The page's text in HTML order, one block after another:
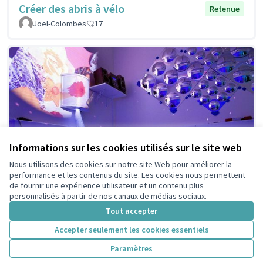
Informations sur les cookies utilisés sur le site web
Nous utilisons des cookies sur notre site Web pour améliorer la
performance et les contenus du site. Les cookies nous permettent
de fournir une expérience utilisateur et un contenu plus
personnalisés à partir de nos canaux de médias sociaux.
Tout accepter
Accepter seulement les cookies essentiels
Paramètres
Créer des abris à vélo
Retenue
Joël-Colombes
17
Création de plusieurs salles
Snoezelen